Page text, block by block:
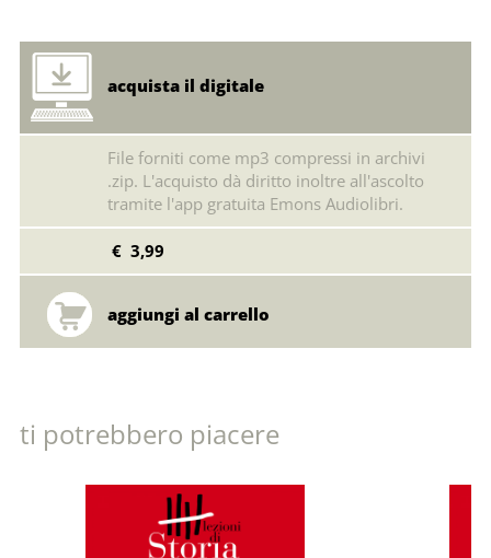
acquista il digitale
File forniti come mp3 compressi in archivi
.zip. L'acquisto dà diritto inoltre all'ascolto
tramite l'app gratuita Emons Audiolibri.
€ 3,99
ti potrebbero piacere